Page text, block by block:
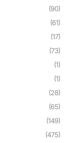
(90)
(61)
(17)
(73)
(1)
(1)
(28)
(65)
(149)
(475)